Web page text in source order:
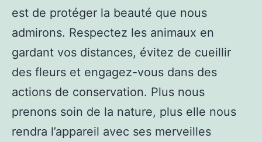
est de protéger la beauté que nous
admirons. Respectez les animaux en
gardant vos distances, évitez de cueillir
des fleurs et engagez-vous dans des
actions de conservation. Plus nous
prenons soin de la nature, plus elle nous
rendra l’appareil avec ses merveilles